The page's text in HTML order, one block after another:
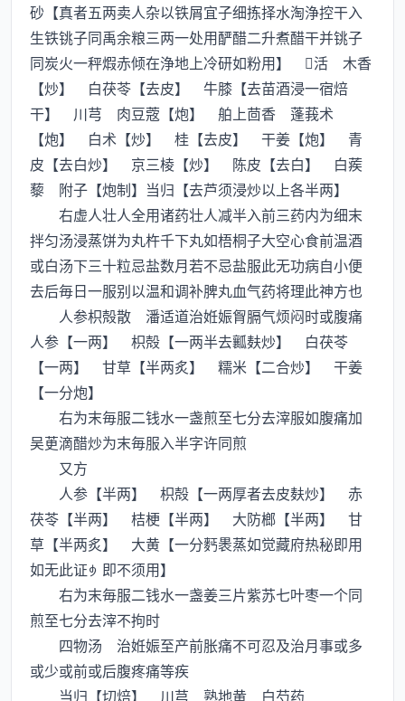
砂【真者五两卖人杂以铁屑宜子细拣择水淘浄控干入
生铁铫子同禹余粮三两一处用酽醋二升煮醋干并铫子
同炭火一秤煆赤倾在浄地上冷研如粉用】 活 木香
【炒】 白茯苓【去皮】 牛膝【去苗酒浸一宿焙
干】 川芎 肉豆蔲【炮】 舶上茴香 蓬莪术
【炮】 白术【炒】 桂【去皮】 干姜【炮】 青
皮【去白炒】 京三棱【炒】 陈皮【去白】 白蒺
藜 附子【炮制】当归【去芦须浸炒以上各半两】
右虚人壮人全用诸药壮人减半入前三药内为细末
拌匀汤浸蒸饼为丸杵千下丸如梧桐子大空心食前温酒
或白汤下三十粒忌盐数月若不忌盐服此无功病自小便
去后毎日一服别以温和调补脾丸血气药将理此神方也
人参枳殻散 潘适道治姙娠胷膈气烦闷时或腹痛
人参【一两】 枳殻【一两半去瓤麸炒】 白茯苓
【一两】 甘草【半两炙】 糯米【二合炒】 干姜
【一分炮】
右为末毎服二钱水一盏煎至七分去滓服如腹痛加
吴茰滴醋炒为末毎服入半字许同煎
又方
人参【半两】 枳殻【一两厚者去皮麸炒】 赤
茯苓【半两】 桔梗【半两】 大防榔【半两】 甘
草【半两炙】 大黄【一分麫褁蒸如觉藏府热秘即用
如无此证即不须用】
右为末毎服二钱水一盏姜三片紫苏七叶枣一个同
煎至七分去滓不拘时
四物汤 治姙娠至产前胀痛不可忍及治月事或多
或少或前或后腹疼痛等疾
当归【切焙】 川芎 熟地黄 白芍药